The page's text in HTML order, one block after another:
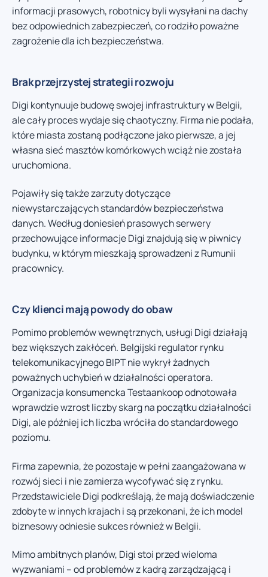
informacji prasowych, robotnicy byli wysyłani na dachy
bez odpowiednich zabezpieczeń, co rodziło poważne
zagrożenie dla ich bezpieczeństwa.
Brak przejrzystej strategii rozwoju
Digi kontynuuje budowę swojej infrastruktury w Belgii,
ale cały proces wydaje się chaotyczny. Firma nie podała,
które miasta zostaną podłączone jako pierwsze, a jej
własna sieć masztów komórkowych wciąż nie została
uruchomiona.
Pojawiły się także zarzuty dotyczące
niewystarczających standardów bezpieczeństwa
danych. Według doniesień prasowych serwery
przechowujące informacje Digi znajdują się w piwnicy
budynku, w którym mieszkają sprowadzeni z Rumunii
pracownicy.
Czy klienci mają powody do obaw
Pomimo problemów wewnętrznych, usługi Digi działają
bez większych zakłóceń. Belgijski regulator rynku
telekomunikacyjnego BIPT nie wykrył żadnych
poważnych uchybień w działalności operatora.
Organizacja konsumencka Testaankoop odnotowała
wprawdzie wzrost liczby skarg na początku działalności
Digi, ale później ich liczba wróciła do standardowego
poziomu.
Firma zapewnia, że pozostaje w pełni zaangażowana w
rozwój sieci i nie zamierza wycofywać się z rynku.
Przedstawiciele Digi podkreślają, że mają doświadczenie
zdobyte w innych krajach i są przekonani, że ich model
biznesowy odniesie sukces również w Belgii.
Mimo ambitnych planów, Digi stoi przed wieloma
wyzwaniami – od problemów z kadrą zarządzającą i